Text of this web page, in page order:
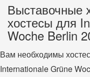
Выставочные
хостесы для
Woche Berlin
Вам необходимы
Internationale Grüne